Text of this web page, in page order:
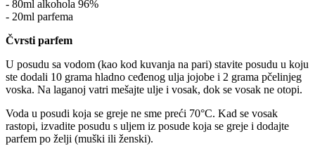
- 80ml alkohola 96%
- 20ml parfema
Čvrsti parfem
U posudu sa vodom (kao kod kuvanja na pari) stavite posudu u koju
ste dodali 10 grama hladno ceđenog ulja jojobe i 2 grama pčelinjeg
voska. Na laganoj vatri mešajte ulje i vosak, dok se vosak ne otopi.
Voda u posudi koja se greje ne sme preći 70°C. Kad se vosak
rastopi, izvadite posudu s uljem iz posude koja se greje i dodajte
parfem po želji (muški ili ženski).